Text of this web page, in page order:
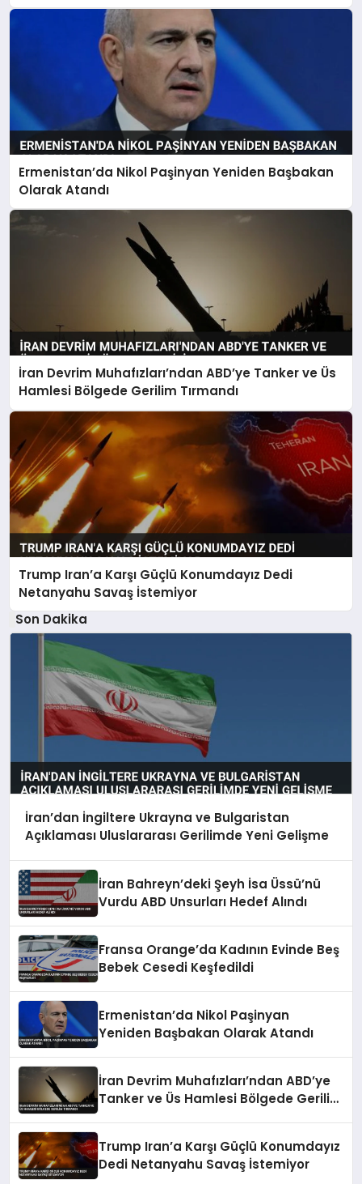
Ermenistan’da Nikol Paşinyan Yeniden Başbakan
Olarak Atandı
İran Devrim Muhafızları’ndan ABD’ye Tanker ve Üs
Hamlesi Bölgede Gerilim Tırmandı
Trump Iran’a Karşı Güçlü Konumdayız Dedi
Netanyahu Savaş İstemiyor
Son Dakika
İran’dan İngiltere Ukrayna ve Bulgaristan
Açıklaması Uluslararası Gerilimde Yeni Gelişme
İran Bahreyn’deki Şeyh İsa Üssü’nü
Vurdu ABD Unsurları Hedef Alındı
Fransa Orange’da Kadının Evinde Beş
Bebek Cesedi Keşfedildi
Ermenistan’da Nikol Paşinyan
Yeniden Başbakan Olarak Atandı
İran Devrim Muhafızları’ndan ABD’ye
Tanker ve Üs Hamlesi Bölgede Gerilim
Trump Iran’a Karşı Güçlü Konumdayız
Dedi Netanyahu Savaş İstemiyor